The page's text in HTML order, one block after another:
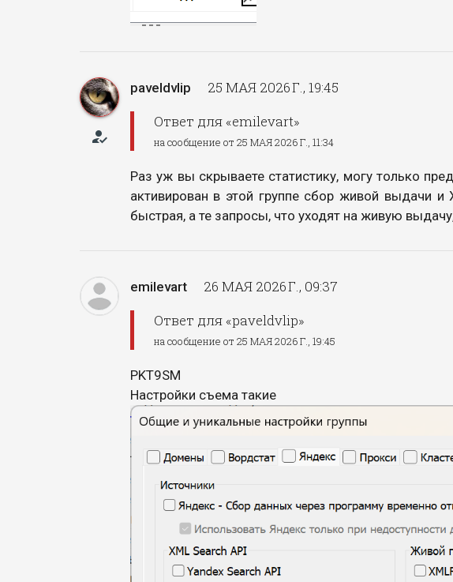
how_to_reg
paveldvlip
25 МАЯ 2026 Г., 19:45
Ответ для «emilevart»
на сообщение от 25 МАЯ 2026 Г., 11:34
Раз уж вы скрываете статистику, могу только
активирован в этой группе сбор живой выдачи
быстрая, а те запросы, что уходят на живую
emilevart
26 МАЯ 2026 Г., 09:37
Ответ для «paveldvlip»
на сообщение от 25 МАЯ 2026 Г., 19:45
PKT9SM
Настройки съема такие